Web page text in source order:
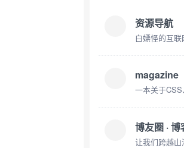
资源导航
白嫖怪的互联
magazine
一本关于
博友圈 · 博
让我们跨越山